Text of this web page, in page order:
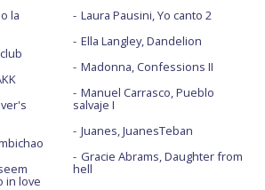
la
in love
Laura Pausini, Yo canto 2
Ella Langley, Dandelion
Madonna, Confessions II
Manuel Carrasco, Pueblo
salvaje I
Juanes, JuanesTeban
Gracie Abrams, Daughter from
hell